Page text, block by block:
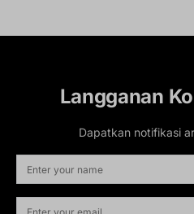
Langganan
Dapatkan notifikasi